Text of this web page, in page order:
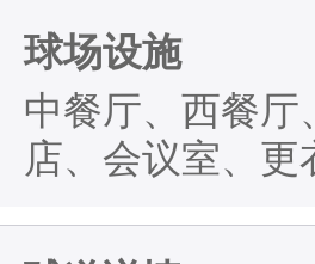
球场设施
中餐厅、西餐
店、会议室、更